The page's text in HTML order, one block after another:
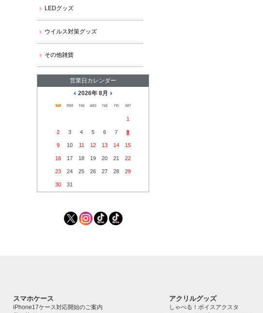
LEDグッズ
ウイルス対策グッズ
その他雑貨
営業日カレンダー
2026年 8月
1
2 3 4 5 6 7 8
9 10 11 12 13 14 15
16 17 18 19 20 21 22
23 24 25 26 27 28 29
30 31
スマホケース
iPhone17ケース対応開始のご案内
アクリルグッズ
しゃべる！ボイスアクスタ